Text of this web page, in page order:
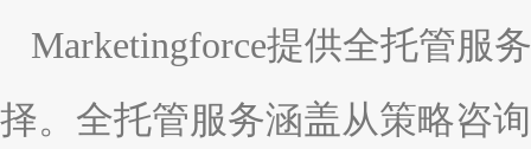
Marketingforce提供全托管服
择。全托管服务涵盖从策略咨